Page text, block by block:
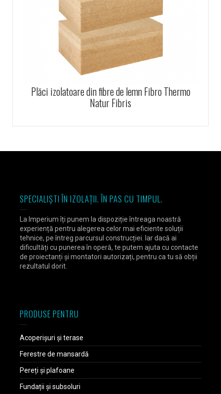
Plăci izolatoare din fibre de lemn Fibro Thermo
Natur Fibris
SPECIALIȘTI ÎN IZOLAȚII. ÎN PAS CU TIMPUL.
La Imperium îți punem la dispoziție întreaga noastră
experiență pentru alegerea celor mai eficiente soluții
tehnice, pe întreg parcursul construcției. Iar dacă ai
dificultăți cu punerea în operă, te putem ajuta cu contacte
de proiectanți și montatori autorizați, pentru ca tu să obții
rezultatul dorit.
PRODUSE PENTRU
Acoperișuri și terase
Ferestre de mansardă
Pereți și plafoane
Fundații și subsoluri